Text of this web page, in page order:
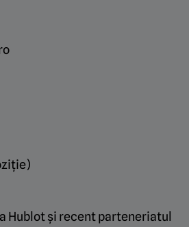
Hublot și recent parteneriatul